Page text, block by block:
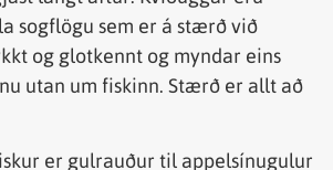
sogflögu sem er á stærð við
og glotkennt og myndar eins
utan um fiskinn. Stærð er allt að
er gulrauður til appelsínugulur